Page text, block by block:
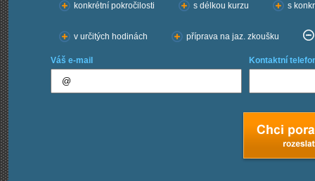
konkrétní pokročilosti
s délkou kurzu s
v určitých hodinách příprava na jaz. zkoušku
Váš e-mail Kontaktní